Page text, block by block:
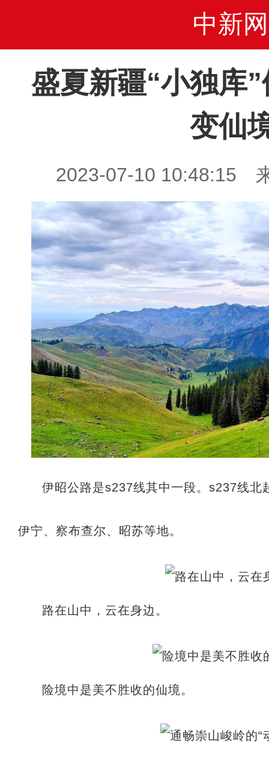
中新网
盛夏新疆“小独库
变仙
2023-07-10 10:48:15
伊昭公路是s237线其中一段。s237线北
伊宁、察布查尔、昭苏等地。
路在山中，云在身边。
险境中是美不胜收的仙境。